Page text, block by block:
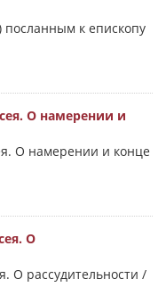
посланным к епископу
О намерении и
О намерении и конце
О
О рассудительности /